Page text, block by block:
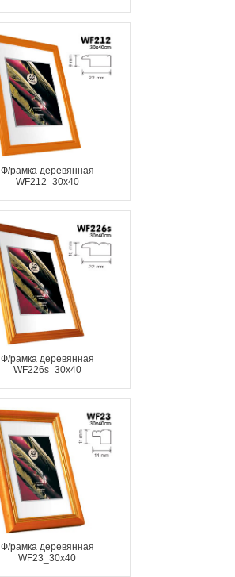
Ф/рамка деревянная
WF212_30x40
Ф/рамка деревянная
WF226s_30x40
Ф/рамка деревянная
WF23_30x40